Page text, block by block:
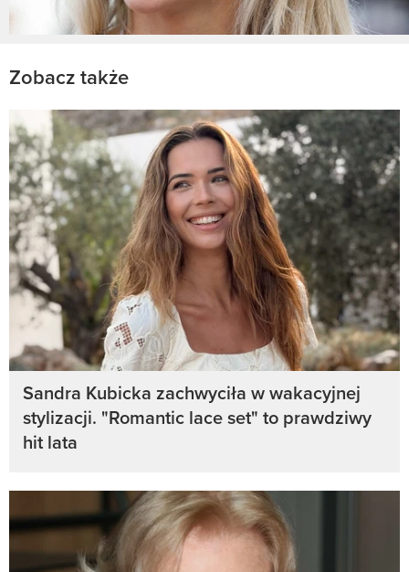
Zobacz także
Sandra Kubicka zachwyciła w wakacyjnej
stylizacji. "Romantic lace set" to prawdziwy
hit lata